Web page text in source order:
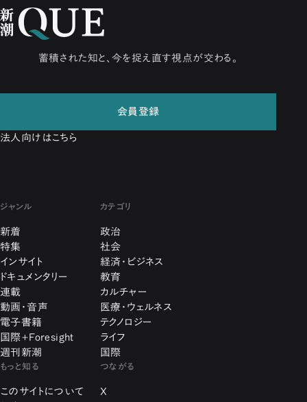
蓄積された知と、今を捉え直す視点が交わる。
会員登録
法人向けはこちら
ジャンル
新着
特集
インサイト
ドキュメンタリー
連載
動画・音声
電子書籍
国際+Foresight
週刊新潮
カテゴリ
政治
社会
経済・ビジネス
教育
カルチャー
医療・ウェルネス
テクノロジー
ライフ
国際
もっと知る
このサイトについて
つながる
X